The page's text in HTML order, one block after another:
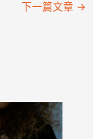
下一篇文章 →